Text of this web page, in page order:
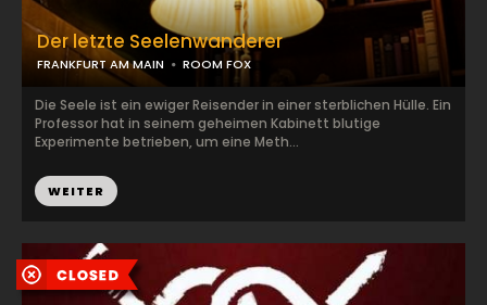
Der letzte Seelenwanderer
FRANKFURT AM MAIN ROOM FOX
Die Seele ist ein ewiger Reisender in einer sterblichen Hülle. Ein
Professor hat in seinem geheimen Kabinett blutige
Experimente betrieben, um eine Meth...
WEITER